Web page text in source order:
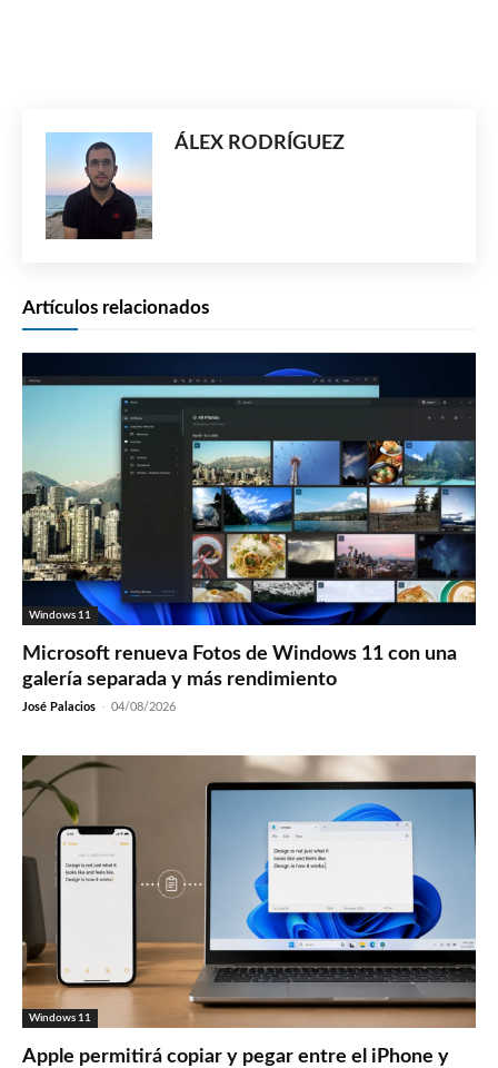
ÁLEX RODRÍGUEZ
Artículos relacionados
Windows 11
Microsoft renueva Fotos de Windows 11 con una
galería separada y más rendimiento
José Palacios - 04/08/2026
Windows 11
Apple permitirá copiar y pegar entre el iPhone y